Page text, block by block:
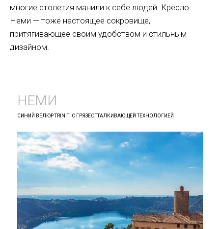
многие столетия манили к себе людей. Кресло
Неми — тоже настоящее сокровище,
притягивающее своим удобством и стильным
дизайном.
НЕМИ
СИНИЙ ВЕЛЮР TRINITI С ГРЯЗЕОТТАЛКИВАЮЩЕЙ ТЕХНОЛОГИЕЙ